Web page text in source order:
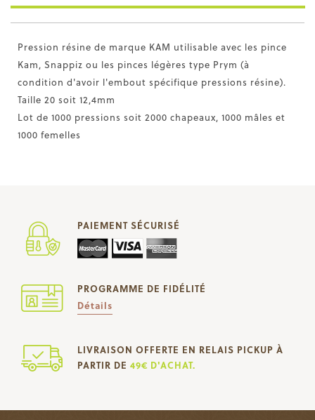
Pression résine de marque KAM utilisable avec les pince
Kam, Snappiz ou les pinces légères type Prym (à
condition d'avoir l'embout spécifique pressions résine).
Taille 20 soit 12,4mm
Lot de 1000 pressions soit 2000 chapeaux, 1000 mâles et
1000 femelles
PAIEMENT SÉCURISÉ
PROGRAMME DE FIDÉLITÉ
Détails
LIVRAISON OFFERTE EN RELAIS PICKUP À
PARTIR DE 49€ D'ACHAT.